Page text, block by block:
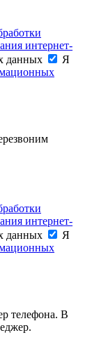
интернет-
данных
Я
интернет-
данных
Я
телефона. В